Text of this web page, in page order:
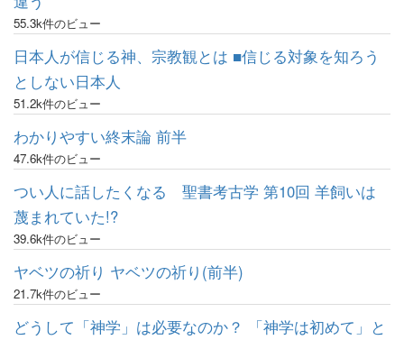
55.3k件のビュー
日本人が信じる神、宗教観とは ■信じる対象を知ろう
としない日本人
51.2k件のビュー
わかりやすい終末論 前半
47.6k件のビュー
つい人に話したくなる 聖書考古学 第10回 羊飼いは
蔑まれていた!?
39.6k件のビュー
ヤベツの祈り ヤベツの祈り(前半)
21.7k件のビュー
どうして「神学」は必要なのか？ 「神学は初めて」と